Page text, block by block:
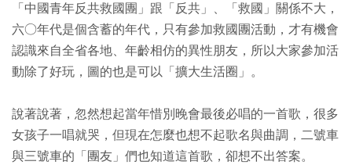
「中國青年反共救國團」跟「反共」、「救國」關係不大，
六○年代是個含蓄的年代，只有參加救國團活動，才有機會
認識來自全省各地、年齡相仿的異性朋友，所以大家參加活
動除了好玩，圖的也是可以「擴大生活圈」。
說著說著，忽然想起當年惜別晚會最後必唱的一首歌，很多
女孩子一唱就哭，但現在怎麼也想不起歌名與曲調，二號車
與三號車的「團友」們也知道這首歌，卻想不出答案。